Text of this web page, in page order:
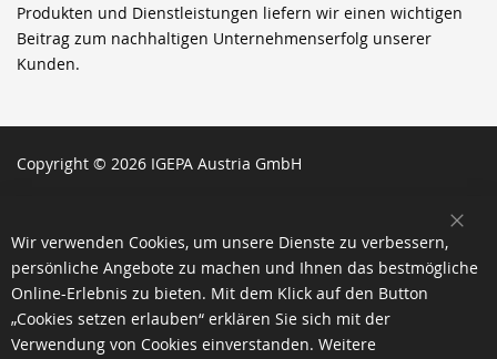
Produkten und Dienstleistungen liefern wir einen wichtigen
Beitrag zum nachhaltigen Unternehmenserfolg unserer
Kunden.
Copyright © 2026 IGEPA Austria GmbH
Wir verwenden Cookies, um unsere Dienste zu verbessern,
persönliche Angebote zu machen und Ihnen das bestmögliche
Online-Erlebnis zu bieten. Mit dem Klick auf den Button
„Cookies setzen erlauben“ erklären Sie sich mit der
Verwendung von Cookies einverstanden. Weitere